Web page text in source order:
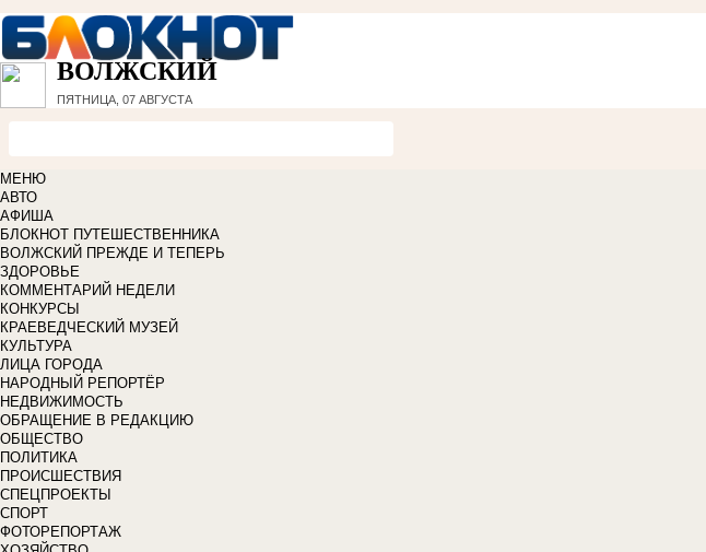
ВОЛЖСКИЙ
ПЯТНИЦА, 07 АВГУСТА
МЕНЮ
АВТО
АФИША
БЛОКНОТ ПУТЕШЕСТВЕННИКА
ВОЛЖСКИЙ ПРЕЖДЕ И ТЕПЕРЬ
ЗДОРОВЬЕ
КОММЕНТАРИЙ НЕДЕЛИ
КОНКУРСЫ
КРАЕВЕДЧЕСКИЙ МУЗЕЙ
КУЛЬТУРА
ЛИЦА ГОРОДА
НАРОДНЫЙ РЕПОРТЁР
НЕДВИЖИМОСТЬ
ОБРАЩЕНИЕ В РЕДАКЦИЮ
ОБЩЕСТВО
ПОЛИТИКА
ПРОИСШЕСТВИЯ
СПЕЦПРОЕКТЫ
СПОРТ
ФОТОРЕПОРТАЖ